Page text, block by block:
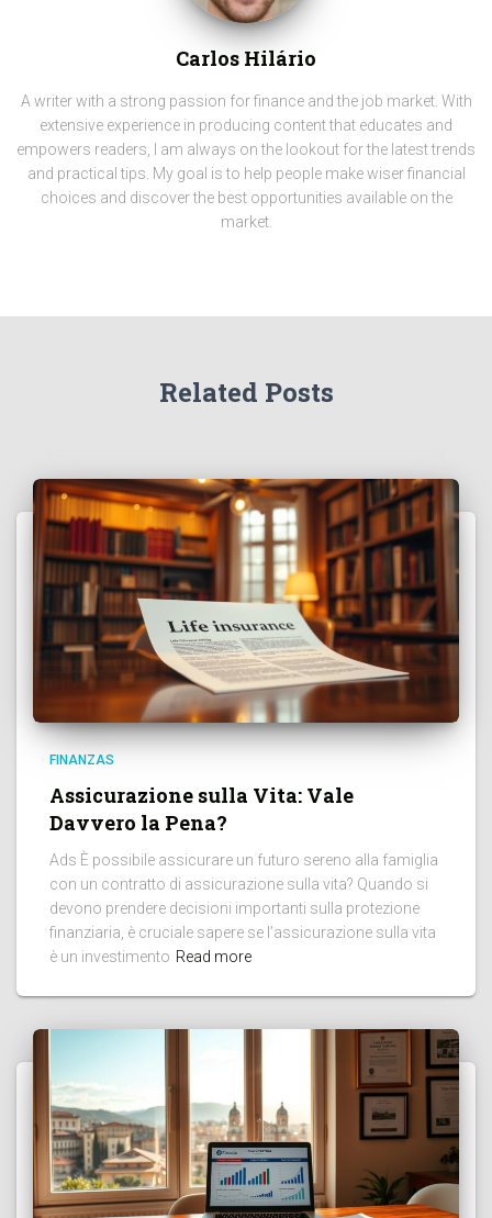
Carlos Hilário
A writer with a strong passion for finance and the job market. With
extensive experience in producing content that educates and
empowers readers, I am always on the lookout for the latest trends
and practical tips. My goal is to help people make wiser financial
choices and discover the best opportunities available on the
market.
Related Posts
FINANZAS
Assicurazione sulla Vita: Vale
Davvero la Pena?
Ads È possibile assicurare un futuro sereno alla famiglia
con un contratto di assicurazione sulla vita? Quando si
devono prendere decisioni importanti sulla protezione
finanziaria, è cruciale sapere se l’assicurazione sulla vita
è un investimento Read more